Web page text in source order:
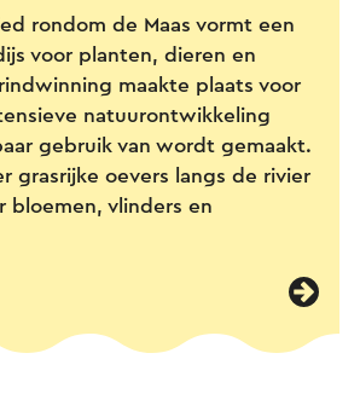
rondom de Maas vormt een
voor planten, dieren en
maakte plaats voor
natuurontwikkeling
gebruik van wordt gemaakt.
grasrijke oevers langs de rivier
bloemen, vlinders en